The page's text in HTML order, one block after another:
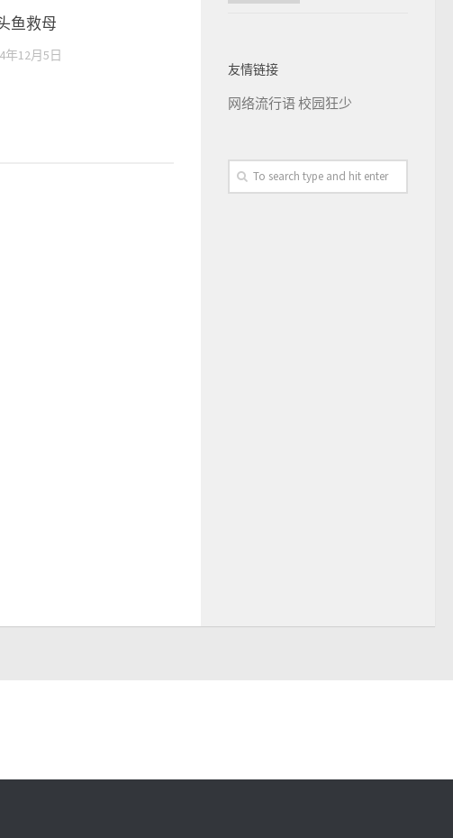
鱼救母
年12月5日
友情链接
网络流行语校园狂少